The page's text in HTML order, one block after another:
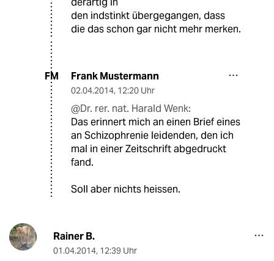
den indstinkt übergegangen, dass
die das schon gar nicht mehr merken.
FM Frank Mustermann
02.04.2014, 12:20 Uhr
@Dr. rer. nat. Harald Wenk:
Das erinnert mich an einen Brief eines
an Schizophrenie leidenden, den ich
mal in einer Zeitschrift abgedruckt
fand.
Soll aber nichts heissen.
Rainer B.
01.04.2014, 12:39 Uhr